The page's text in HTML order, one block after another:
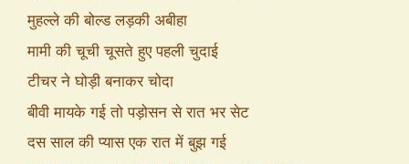
मुहल्ले की बोल्ड लड़की अबीहा
मामी की चूची चूसते हुए पहली चुदाई
टीचर ने घोड़ी बनाकर चोदा
बीवी मायके गई तो पड़ोसन से रात भर सेट
दस साल की प्यास एक रात में बुझ गई